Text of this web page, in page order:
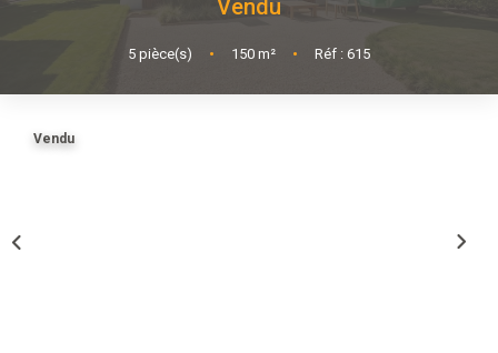
LOCATIONS
Vendu
5 pièce(s) • 150 m² • Réf : 615
Vendu